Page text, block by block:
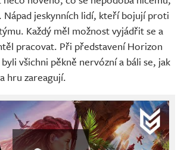
jeskynních lidí, kteří bojují proti
Každý měl možnost vyjádřit se a
pracovat. Při představení Horizon
všichni pěkně nervózní a báli se, jak
hru zareagují.